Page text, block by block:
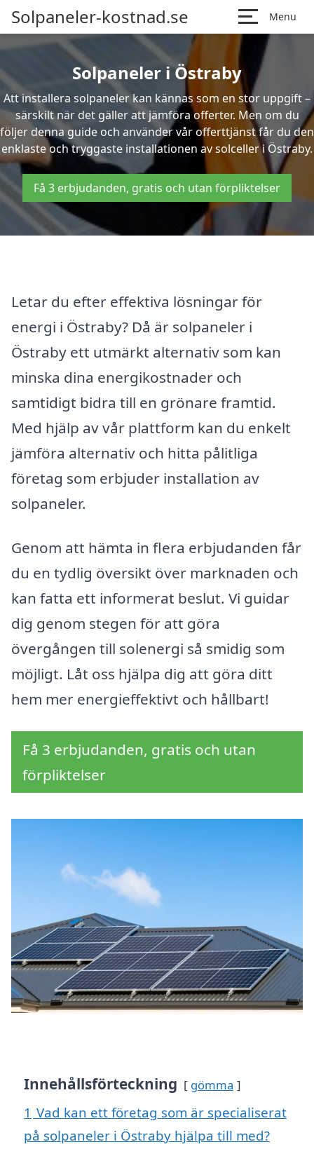
Solpaneler-kostnad.se Menu
Solpaneler i Östraby
Att installera solpaneler kan kännas som en stor uppgift –
särskilt när det gäller att jämföra offerter. Men om du
följer denna guide och använder vår offerttjänst får du den
enklaste och tryggaste installationen av solceller i Östraby.
Få 3 erbjudanden, gratis och utan förpliktelser
Letar du efter effektiva lösningar för
energi i Östraby? Då är solpaneler i
Östraby ett utmärkt alternativ som kan
minska dina energikostnader och
samtidigt bidra till en grönare framtid.
Med hjälp av vår plattform kan du enkelt
jämföra alternativ och hitta pålitliga
företag som erbjuder installation av
solpaneler.
Genom att hämta in flera erbjudanden får
du en tydlig översikt över marknaden och
kan fatta ett informerat beslut. Vi guidar
dig genom stegen för att göra
övergången till solenergi så smidig som
möjligt. Låt oss hjälpa dig att göra ditt
hem mer energieffektivt och hållbart!
Få 3 erbjudanden, gratis och utan
förpliktelser
Innehållsförteckning gömma
1 Vad kan ett företag som är specialiserat
på solpaneler i Östraby hjälpa till med?